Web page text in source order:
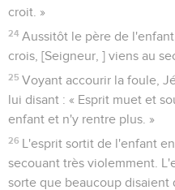
croit. »
24 Aussitôt le père de
crois, [Seigneur, ] viens au
25 Voyant accourir la foule,
lui disant : « Esprit muet et
enfant et n'y rentre plus. »
26 L'esprit sortit de l'enfant
secouant très violemment.
sorte que beaucoup disaient